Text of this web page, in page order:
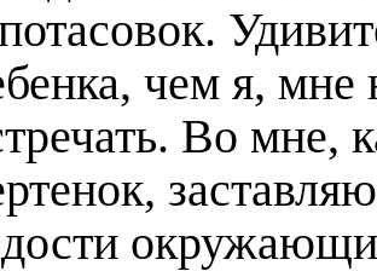
чем я,
Во мне,